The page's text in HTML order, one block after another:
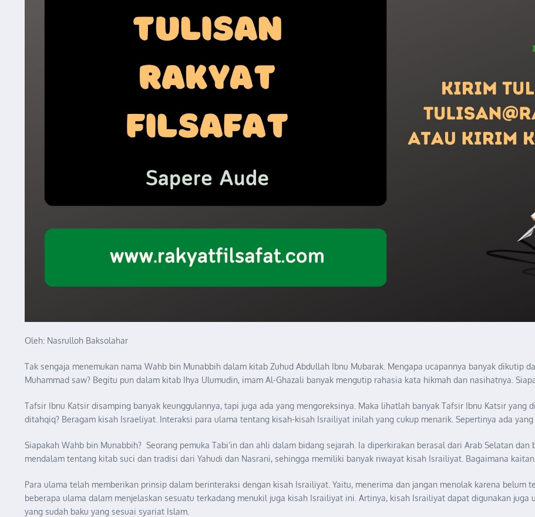
Oleh: Nasrulloh Baksolahar
Tak sengaja menemukan nama Wahb bin Munabbih dalam kitab Zuhud Abdullah Ibnu Mubarak. Mengapa ucapannya banyak dikutip
Muhammad saw? Begitu pun dalam kitab Ihya Ulumudin, imam Al-Ghazali banyak mengutip rahasia kata hikmah dan nasihatnya.
Tafsir Ibnu Katsir disamping banyak keunggulannya, tapi juga ada yang mengoreksinya. Maka lihatlah banyak Tafsir Ibnu Katsir yang
ditahqiq? Beragam kisah Israeliyat. Interaksi para ulama tentang kisah-kisah Israiliyat inilah yang cukup menarik. Sepertinya ada
Siapakah Wahb bin Munabbih? Seorang pemuka Tabi’in dan ahli dalam bidang sejarah. Ia diperkirakan berasal dari Arab Selatan
mendalam tentang kitab suci dan tradisi dari Yahudi dan Nasrani, sehingga memiliki banyak riwayat kisah Israiliyat. Bagaimana
Para ulama telah memberikan prinsip dalam berinteraksi dengan kisah Israiliyat. Yaitu, menerima dan jangan menolak karena belum
beberapa ulama dalam menjelaskan sesuatu terkadang menukil juga kisah Israiliyat ini. Artinya, kisah Israiliyat dapat digunakan juga
yang sudah baku yang sesuai syariat Islam.